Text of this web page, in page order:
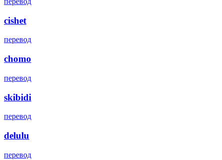
cishet
перевод
chomo
перевод
skibidi
перевод
delulu
перевод